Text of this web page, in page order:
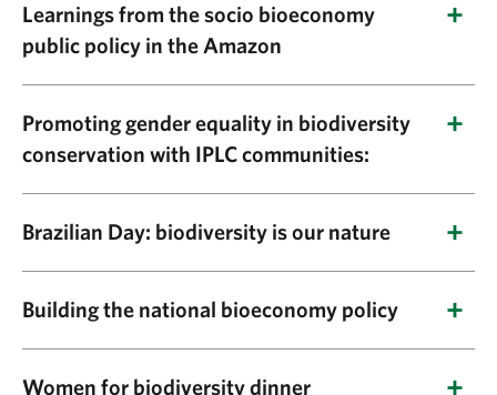
Learnings from the socio bioeconomy
public policy in the Amazon
13:00-14:00
Estratégias inovadoras que gerem
financiamento para a natureza enquanto
apoiam meios de subsistência sustentáveis para
Promoting gender equality in biodiversity
conservation with IPLC communities:
19h
Local: Nature Positive Pavilion (main room)
Descrição do evento:Este evento destacará o
importante papel das mulheres indígenas na
Brazilian Day: biodiversity is our nature
Building the national bioeconomy policy
Women for biodiversity dinner